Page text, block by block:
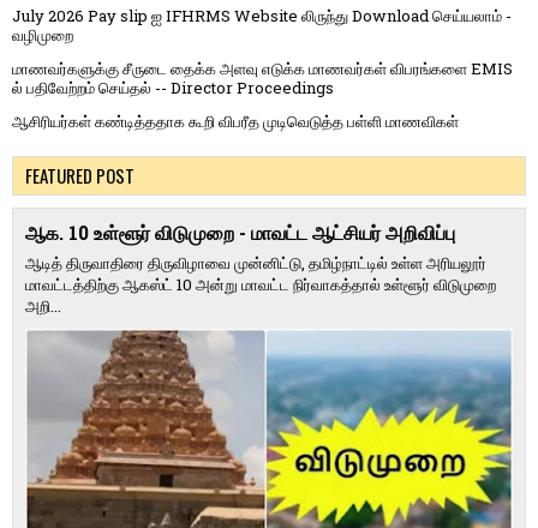
July 2026 Pay slip ஐ IFHRMS Website லிருந்து Download செய்யலாம் -
வழிமுறை
மாணவர்களுக்கு சீருடை தைக்க அளவு எடுக்க மாணவர்கள் விபரங்களை EMIS
ல் பதிவேற்றம் செய்தல் -- Director Proceedings
ஆசிரியர்கள் கண்டித்ததாக கூறி விபரீத முடிவெடுத்த பள்ளி மாணவிகள்
FEATURED POST
ஆக. 10 உள்ளூர் விடுமுறை - மாவட்ட ஆட்சியர் அறிவிப்பு
ஆடித் திருவாதிரை திருவிழாவை முன்னிட்டு, தமிழ்நாட்டில் உள்ள அரியலூர்
மாவட்டத்திற்கு ஆகஸ்ட் 10 அன்று மாவட்ட நிர்வாகத்தால் உள்ளூர் விடுமுறை
அறி...